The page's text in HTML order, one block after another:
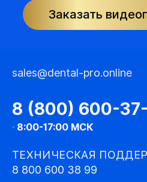
Заказать
sales@dental-pro.online
8 (800) 600-
· 8:00-17:00 МСК
ТЕХНИЧЕСКАЯ
8 800 600 38 99